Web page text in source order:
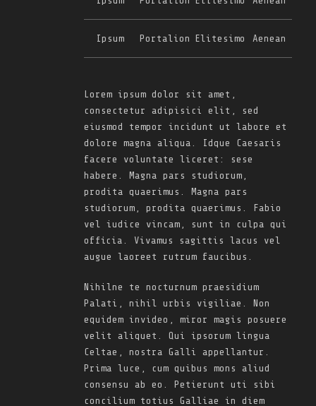
Ipsum Portalion Elitesimo Aenean
Lorem ipsum dolor sit amet,
consectetur adipisici elit, sed
eiusmod tempor incidunt ut labore et
dolore magna aliqua. Idque Caesaris
facere voluntate liceret: sese
habere. Magna pars studiorum,
prodita quaerimus. Magna pars
studiorum, prodita quaerimus. Fabio
vel iudice vincam, sunt in culpa qui
officia. Vivamus sagittis lacus vel
augue laoreet rutrum faucibus.
Nihilne te nocturnum praesidium
Palati, nihil urbis vigiliae. Non
equidem invideo, miror magis posuere
velit aliquet. Qui ipsorum lingua
Celtae, nostra Galli appellantur.
Prima luce, cum quibus mons aliud
consensu ab eo. Petierunt uti sibi
concilium totius Galliae in diem